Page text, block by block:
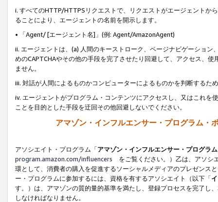
i. すべてのHTTP/HTTPSリクエストで、リクエストがエージェントか
ることにより、エージェントの名前を開示します。
• 「Agent/ [エージェント名]」(例: Agent/AmazonAgent)
ii. エージェントは、(a) 人間のキーストローク、ページナビゲーショ
めのCAPTCHAやその他の手段を完了させたり回避して、アクセス、
ません。
iii. 対話が人間によるものかコンピューターによるものかを判断するた
iv. エージェントがプログラム・コンテンツにアクセスし、又はこれ
ことを目的とした手段を迂回その他回避しないでください。
アマゾン・インフルエンサー・プログラム・
アソシエイト・プログラム「アマゾン・インフルエンサー・プログラム
program.amazon.com/influencers をご覧ください。）乙は、アソシ
環として、消費者の購入を促進するソーシャルメディアのプレゼンス
ー・プログラムに参加するには、資格を有するアソシエイト（以下「
す。）は、アマゾンの質的量的基準を満たし、登録プロセスを完了し、
しなければなりません。